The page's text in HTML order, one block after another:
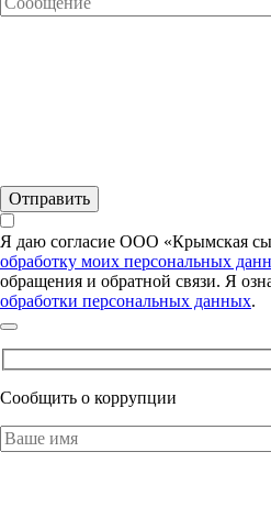
Я даю согласие ООО «Крымская
обработку моих персональных
обращения и обратной связи. Я
обработки персональных данных.
Сообщить о коррупции